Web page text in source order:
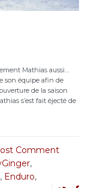
Mathias aussi…
son équipe afin de
de la saison
s’est fait éjecté de
Comment
,
, Enduro,